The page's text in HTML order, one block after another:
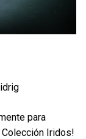
para
Colección Iridos!